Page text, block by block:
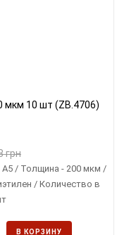
мкм 10 шт (ZB.4706)
грн
/ Толщина - 200 мкм /
/ Количество в
В КОРЗИНУ